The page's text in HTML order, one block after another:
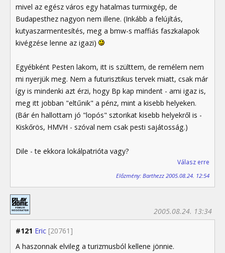
mivel az egész város egy hatalmas turmixgép, de
Budapesthez nagyon nem illene. (Inkább a felújítás,
kutyaszarmentesítés, meg a bmw-s maffiás faszkalapok
kivégzése lenne az igazi)
Egyébként Pesten lakom, itt is szülttem, de remélem nem
mi nyerjük meg. Nem a futurisztikus tervek miatt, csak már
így is mindenki azt érzi, hogy Bp kap mindent - ami igaz is,
meg itt jobban "eltűnik" a pénz, mint a kisebb helyeken.
(Bár én hallottam jó "lopós" sztorikat kisebb helyekről is -
Kiskőrös, HMVH - szóval nem csak pesti sajátosság.)
Dile - te ekkora lokálpatrióta vagy?
Válasz erre
Előzmény: Barthezz 2005.08.24. 12:54
#121 Eric [20761]
2005.08.24. 13:34
A haszonnak elvileg a turizmusból kellene jönnie.